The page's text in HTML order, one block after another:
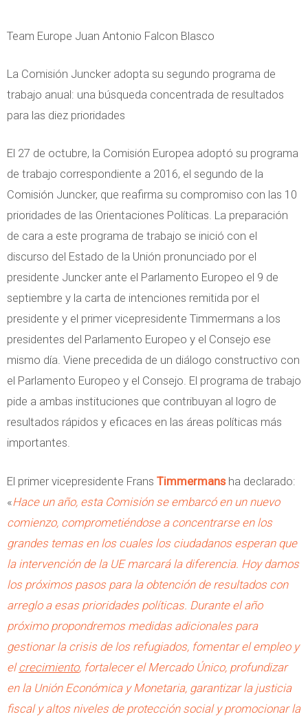
Team Europe Juan Antonio Falcon Blasco
La Comisión Juncker adopta su segundo programa de
trabajo anual: una búsqueda concentrada de resultados
para las diez prioridades
El 27 de octubre, la Comisión Europea adoptó su programa
de trabajo correspondiente a 2016, el segundo de la
Comisión Juncker, que reafirma su compromiso con las 10
prioridades de las Orientaciones Políticas. La preparación
de cara a este programa de trabajo se inició con el
discurso del Estado de la Unión pronunciado por el
presidente Juncker ante el Parlamento Europeo el 9 de
septiembre y la carta de intenciones remitida por el
presidente y el primer vicepresidente Timmermans a los
presidentes del Parlamento Europeo y el Consejo ese
mismo día. Viene precedida de un diálogo constructivo con
el Parlamento Europeo y el Consejo. El programa de trabajo
pide a ambas instituciones que contribuyan al logro de
resultados rápidos y eficaces en las áreas políticas más
importantes.
El primer vicepresidente Frans Timmermans ha declarado:
«Hace un año, esta Comisión se embarcó en un nuevo
comienzo, comprometiéndose a concentrarse en los
grandes temas en los cuales los ciudadanos esperan que
la intervención de la UE marcará la diferencia. Hoy damos
los próximos pasos para la obtención de resultados con
arreglo a esas prioridades políticas. Durante el año
próximo propondremos medidas adicionales para
gestionar la crisis de los refugiados, fomentar el empleo y
elcrecimiento, fortalecer el Mercado Único, profundizar
en la Unión Económica y Monetaria, garantizar la justicia
fiscal y altos niveles de protección social y promocionar la